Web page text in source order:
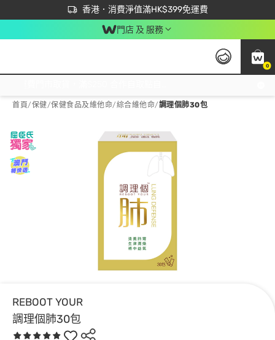
香港．消費淨值滿HK$399免運費
立即成為易賞錢會員盡享獨家優惠
首次APP下單買滿$450 輸入 NEWAPP 即減$50
門店 及 服務
0
首頁/保健/保健食品及維他命/綜合維他命/調理個肺30包
REBOOT YOUR
調理個肺30包